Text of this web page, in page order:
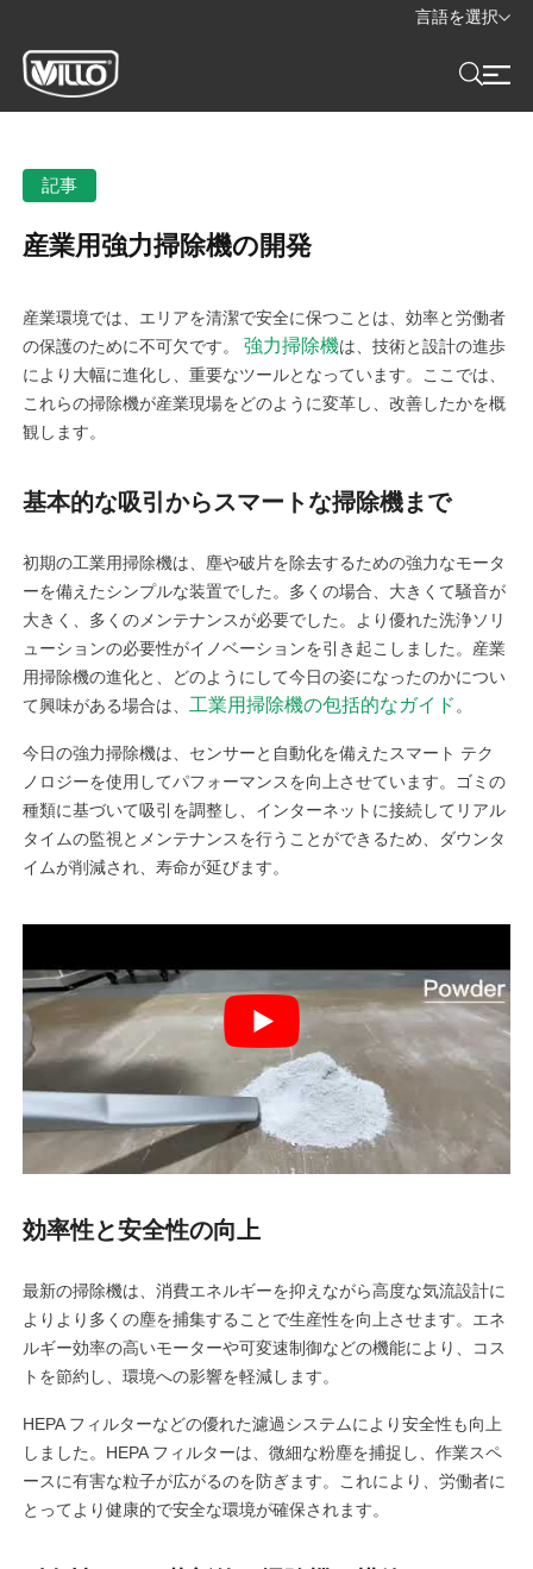
言語を選択
記事
産業用強力掃除機の開発
産業環境では、エリアを清潔で安全に保つことは、効率と労働者
の保護のために不可欠です。強力掃除機は、技術と設計の進歩
により大幅に進化し、重要なツールとなっています。ここでは、
これらの掃除機が産業現場をどのように変革し、改善したかを概
観します。
基本的な吸引からスマートな掃除機まで
初期の工業用掃除機は、塵や破片を除去するための強力なモータ
ーを備えたシンプルな装置でした。多くの場合、大きくて騒音が
大きく、多くのメンテナンスが必要でした。より優れた洗浄ソリ
ューションの必要性がイノベーションを引き起こしました。産業
用掃除機の進化と、どのようにして今日の姿になったのかについ
て興味がある場合は、 工業用掃除機の包括的なガイド 。
今日の強力掃除機は、センサーと自動化を備えたスマート テク
ノロジーを使用してパフォーマンスを向上させています。ゴミの
種類に基づいて吸引を調整し、インターネットに接続してリアル
タイムの監視とメンテナンスを行うことができるため、ダウンタ
イムが削減され、寿命が延びます。
効率性と安全性の向上
最新の掃除機は、消費エネルギーを抑えながら高度な気流設計に
よりより多くの塵を捕集することで生産性を向上させます。エネ
ルギー効率の高いモーターや可変速制御などの機能により、コス
トを節約し、環境への影響を軽減します。
HEPA フィルターなどの優れた濾過システムにより安全性も向上
しました。HEPA フィルターは、微細な粉塵を捕捉し、作業スペ
ースに有害な粒子が広がるのを防ぎます。これにより、労働者に
とってより健康的で安全な環境が確保されます。